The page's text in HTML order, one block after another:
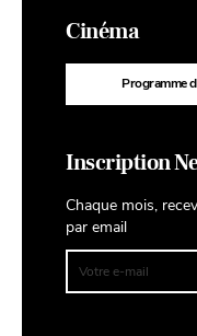
Cinéma
Programme
Inscription
Chaque mois,
par email